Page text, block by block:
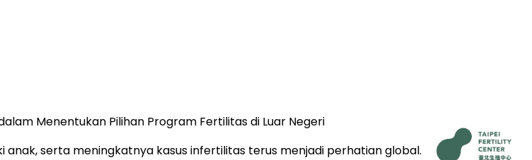
Menentukan Pilihan Program Fertilitas di Luar Negeri
anak, serta meningkatnya kasus infertilitas terus menjadi perhatian global.